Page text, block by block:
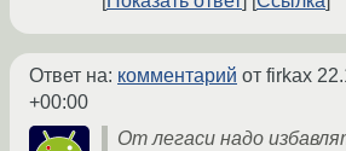
Ответ на: комментарий от firkax
+00:00
От легаси надо